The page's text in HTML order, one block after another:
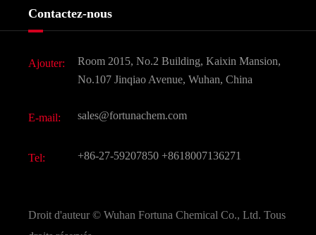
Ingrédients cosmétiques
Saveurs et parfums
CAS chimiques
Contactez-nous
Ajouter:
Room 2015, No.2 Building, Kaixin Mansion,
No.107 Jinqiao Avenue, Wuhan, China
E-mail: sales@fortunachem.com
Tel: +86-27-59207850 +8618007136271
Droit d'auteur © Wuhan Fortuna Chemical Co., Ltd. Tous